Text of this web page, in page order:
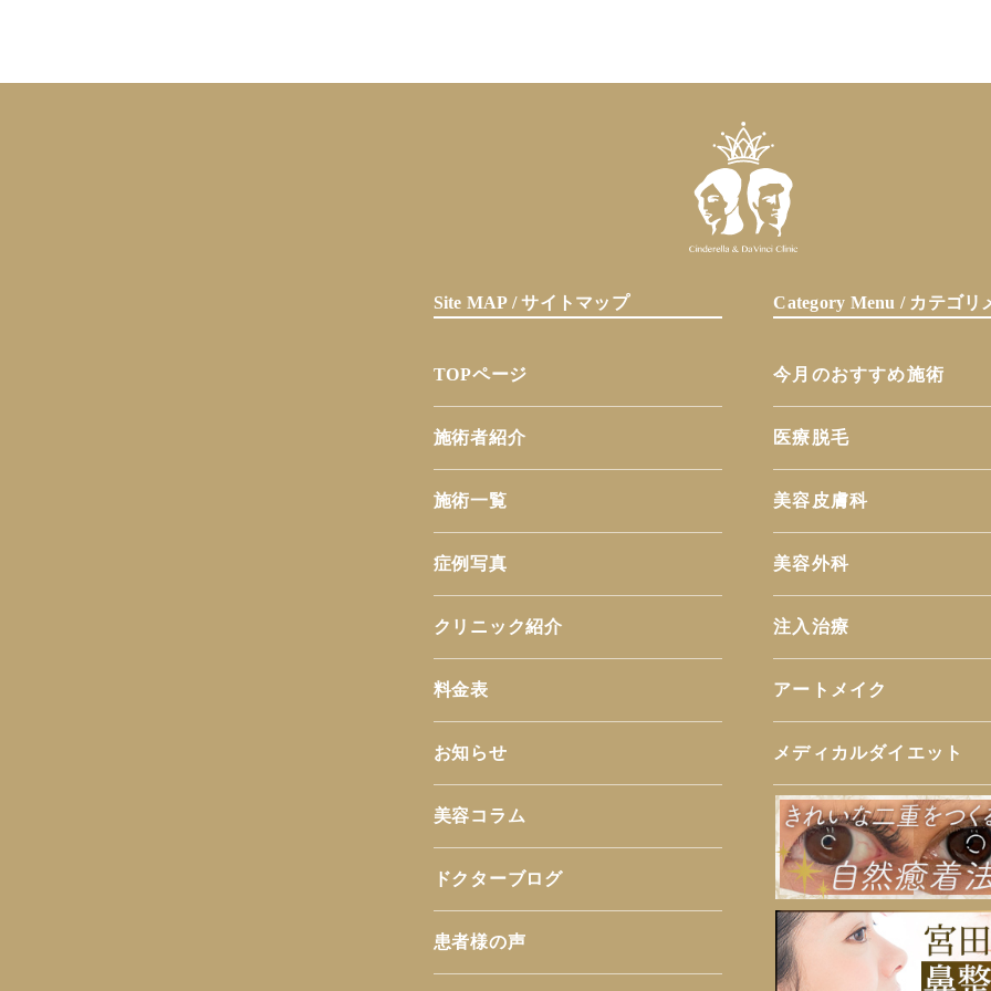
Site MAP / サイトマップ
TOPページ
施術者紹介
施術一覧
症例写真
クリニック紹介
料金表
お知らせ
美容コラム
ドクターブログ
患者様の声
Category Menu / カテゴリ
今月のおすすめ施術
医療脱毛
美容皮膚科
美容外科
注入治療
アートメイク
メディカルダイエット